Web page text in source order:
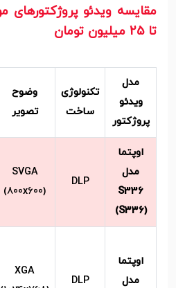
تا 25 میلیون تومان
مدل
ویدئو
پروژکتور
تکنولوژی
ساخت
وضوح
تصویر
اوپتما
مدل
S336
(S336)
DLP
SVGA
(800x600)
اوپتما
مدل
DLP
XGA